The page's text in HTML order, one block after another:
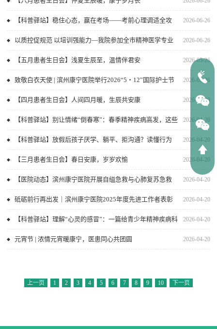
2026-06-26
【科普驿站】稳住心态，赢在考场——考前心理调适全攻
略 2026-06-26
以质控促规范 以培训强能力—我院参加全市精神医学专业
重点病例专题质控会议并开展院内专题培训 2026-05-26
【五月患者生日会】浅夏生辰至，温情伴君安
2026-05-26
致敬白衣天使 | 滨州康宁医院举行2026“5・12”国际护士节
庆祝活动 2026-04-20
【四月患者生日会】人间四月暖，生辰共安康
2026-04-20
【科普驿站】别让情绪“倒春寒”：春季精神疾病高发，这些
知识一定要知道 2026-04-20
【科普驿站】放假后孩子厌学、躺平、拒沟通？读懂行为
背后的心理，家长与咨询师双维度破局 2026-04-20
【三月患者生日会】春日安康，岁岁欢愉
2026-04-20
【医院动态】滨州康宁医院开展自缢急救与心肺复苏急救
演练 2026-04-20
砥砺前行再出发｜滨州康宁医院2025年度先进工作者表彰
2026-04-20
【科普驿站】理解“心灵的感冒”：一篇给青少年精神疾病科
普 2026-04-20
元宵节 | 浓情元宵暖康宁，医患同心共团圆
上一页 1 2 3 4 5 6 7 8 9 10 下一页